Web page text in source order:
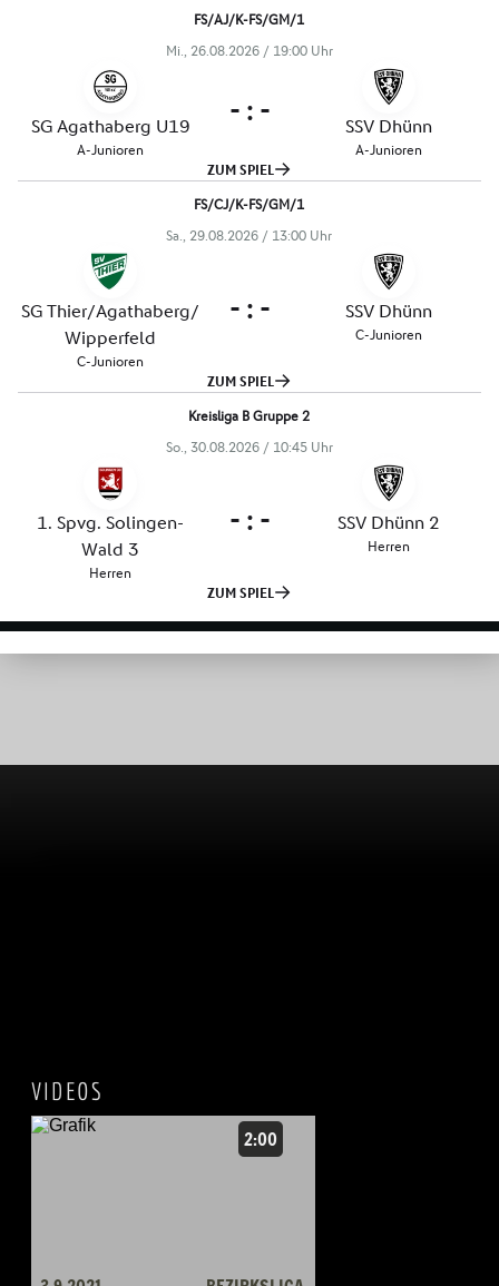
VIDEOS
2:00